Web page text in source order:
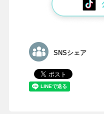
SNSシェア